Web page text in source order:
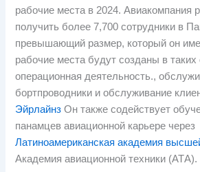
рабочие места в 2024. Авиакомпания
получить более 7,700 сотрудники в
превышающий размер, который он
рабочие места будут созданы в таких
операционная деятельность.,
бортпроводники и обслуживание
Эйрлайнз Он также содействует
панамцев авиационной карьере через
Латиноамериканская академия
Академия авиационной техники (АТА).